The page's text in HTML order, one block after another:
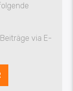
via E-